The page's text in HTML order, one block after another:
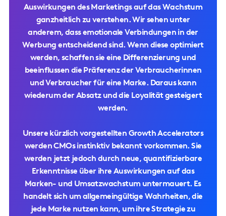
Auswirkungen des Marketings auf das Wachstum
ganzheitlich zu verstehen. Wir sehen unter
anderem, dass emotionale Verbindungen in der
Werbung entscheidend sind. Wenn diese optimiert
werden, schaffen sie eine Differenzierung und
beeinflussen die Präferenz der Verbraucherinnen
und Verbraucher für eine Marke. Daraus kann
wiederum der Absatz und die Loyalität gesteigert
werden.
Unsere kürzlich vorgestellten Growth Accelerators
werden CMOs instinktiv bekannt vorkommen. Sie
werden jetzt jedoch durch neue, quantifizierbare
Erkenntnisse über ihre Auswirkungen auf das
Marken- und Umsatzwachstum untermauert. Es
handelt sich um allgemeingültige Wahrheiten, die
jede Marke nutzen kann, um ihre Strategie zu